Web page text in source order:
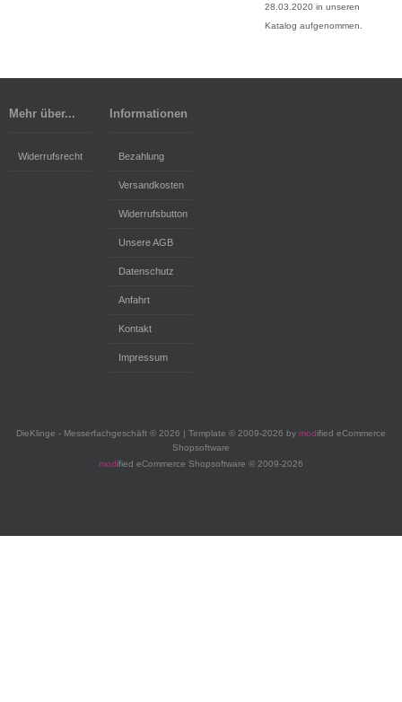
28.03.2020 in unseren
Katalog aufgenommen.
Mehr über...
Widerrufsrecht
Informationen
Bezahlung
Versandkosten
Widerrufsbutton
Unsere AGB
Datenschutz
Anfahrt
Kontakt
Impressum
DieKlinge - Messerfachgeschäft © 2026 | Template © 2009-2026 by modified eCommerce
Shopsoftware
modified eCommerce Shopsoftware © 2009-2026